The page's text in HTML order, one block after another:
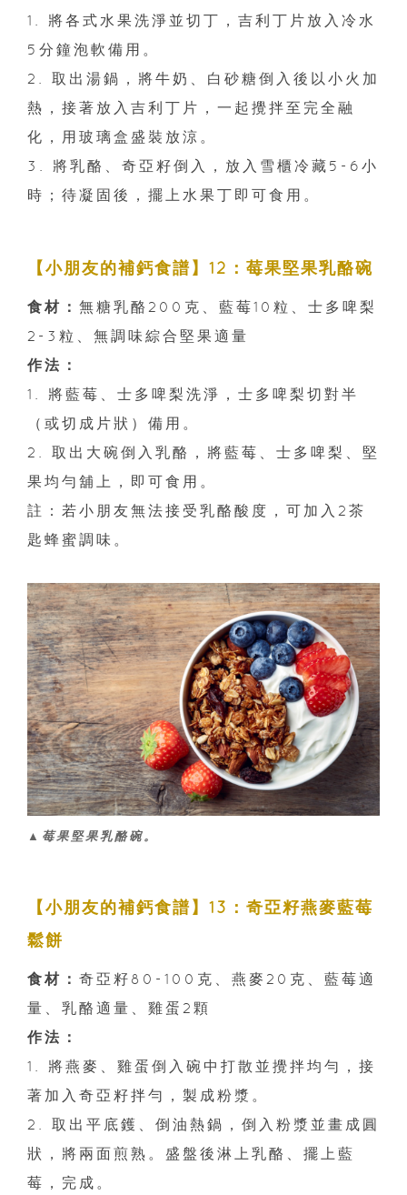
1. 將各式水果洗淨並切丁，吉利丁片放入冷水
5分鐘泡軟備用。
2. 取出湯鍋，將牛奶、白砂糖倒入後以小火加
熱，接著放入吉利丁片，一起攪拌至完全融
化，用玻璃盒盛裝放涼。
3. 將乳酪、奇亞籽倒入，放入雪櫃冷藏5-6小
時；待凝固後，擺上水果丁即可食用。
【小朋友的補鈣食譜】12：莓果堅果乳酪碗
食材： 無糖乳酪200克、藍莓10粒、士多啤梨
2-3粒、無調味綜合堅果適量
作法：
1. 將藍莓、士多啤梨洗淨，士多啤梨切對半
（或切成片狀）備用。
2. 取出大碗倒入乳酪，將藍莓、士多啤梨、堅
果均勻舖上，即可食用。
註：若小朋友無法接受乳酪酸度，可加入2茶
匙蜂蜜調味。
▲莓果堅果乳酪碗。
【小朋友的補鈣食譜】13：奇亞籽燕麥藍莓
鬆餅
食材： 奇亞籽80-100克、燕麥20克、藍莓適
量、乳酪適量、雞蛋2顆
作法：
1. 將燕麥、雞蛋倒入碗中打散並攪拌均勻，接
著加入奇亞籽拌勻，製成粉漿。
2. 取出平底鑊、倒油熱鍋，倒入粉漿並畫成圓
狀，將兩面煎熟。盛盤後淋上乳酪、擺上藍
莓，完成。